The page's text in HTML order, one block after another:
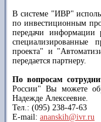
В системе "ИВР"
по инвестиционным
передачи информации
специализированные
проекта" и
передается партнеру.
По вопросам
России" Вы можете
Надежде Алексеевне.
Тел.: (095) 238-47-63
E-mail: ananskih@ivr.ru